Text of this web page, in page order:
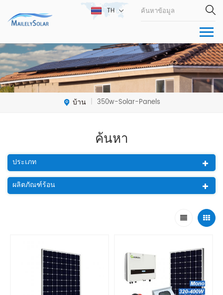
TH
บ้าน | 350w-Solar-Panels
ค้นหา
ประเภท
ผลิตภัณฑ์ร้อน